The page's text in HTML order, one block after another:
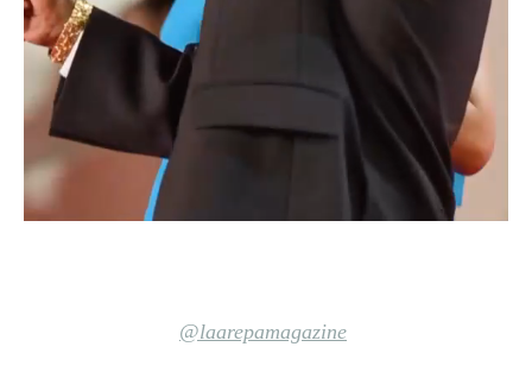
@laarepamagazine